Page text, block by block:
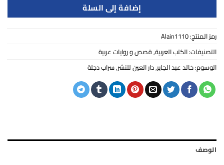
إضافة إلى السلة
رمز المنتج:Alain1110
التصنيفات:الكتب العربية,قصص و روايات عربية
الوسوم:خالد عبد الجابر,دار العين للنشر,سراب دجلة
الوصف